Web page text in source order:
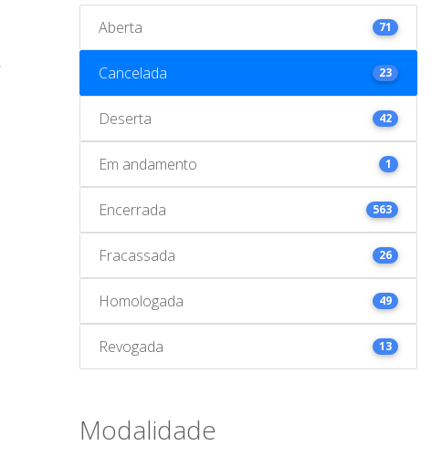
Aberta 71
Cancelada 23
Deserta 42
Em andamento 1
Encerrada 563
Fracassada 26
Homologada 49
Revogada 13
Modalidade